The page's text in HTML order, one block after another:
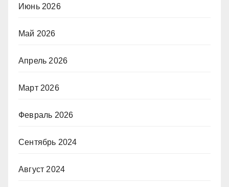
Июнь 2026
Май 2026
Апрель 2026
Март 2026
Февраль 2026
Сентябрь 2024
Август 2024